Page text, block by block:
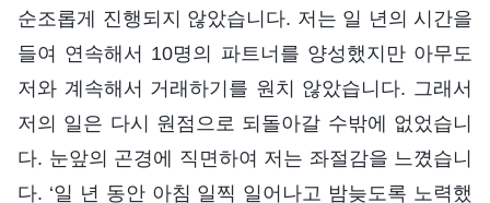
순조롭게 진행되지 않았습니다. 저는 일 년의 시간을
들여 연속해서 10명의 파트너를 양성했지만 아무도
저와 계속해서 거래하기를 원치 않았습니다. 그래서
저의 일은 다시 원점으로 되돌아갈 수밖에 없었습니
다. 눈앞의 곤경에 직면하여 저는 좌절감을 느꼈습니
다. ‘일 년 동안 아침 일찍 일어나고 밤늦도록 노력했